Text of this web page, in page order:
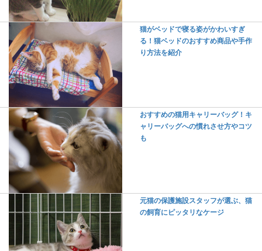
猫がベッドで寝る姿がかわいすぎ
る！猫ベッドのおすすめ商品や手作
り方法を紹介
おすすめの猫用キャリーバッグ！キ
ャリーバッグへの慣れさせ方やコツ
も
元猫の保護施設スタッフが選ぶ、猫
の飼育にピッタリなケージ